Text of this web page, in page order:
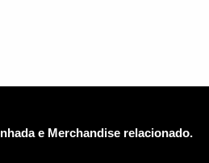
e Merchandise relacionado.